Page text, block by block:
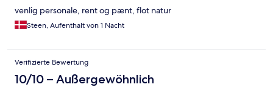
venlig personale, rent og pænt, flot natur
Steen, Aufenthalt von 1 Nacht
Verifizierte Bewertung
10/10 – Außergewöhnlich